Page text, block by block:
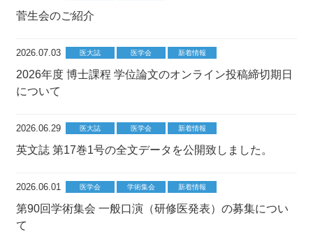
菅生会のご紹介
2026.07.03 医大誌 医学会 新着情報
2026年度 博士課程 学位論文のオンライン投稿締切期日
について
2026.06.29 医大誌 医学会 新着情報
英文誌 第17巻1号の全文データを公開致しました。
2026.06.01 医学会 学術集会 新着情報
第90回学術集会 一般口演（研修医発表）の募集につい
て